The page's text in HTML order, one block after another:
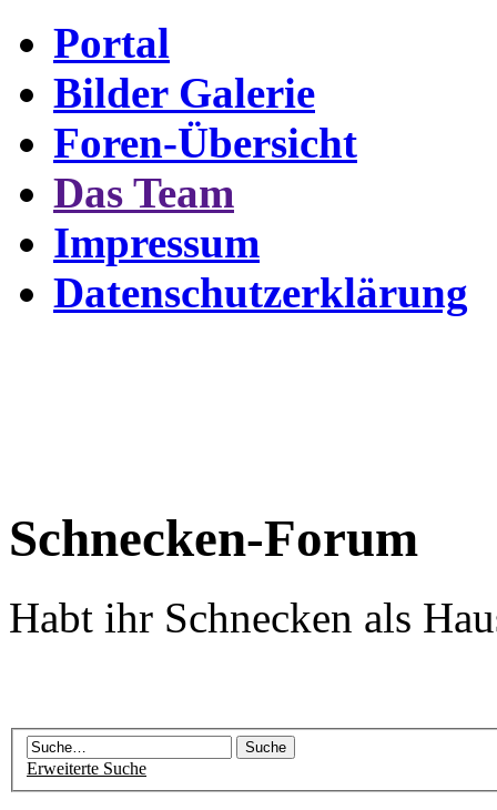
Portal
Bilder Galerie
Foren-Übersicht
Das Team
Impressum
Datenschutzerklärung
Schnecken-Forum
Habt ihr Schnecken als
Erweiterte Suche